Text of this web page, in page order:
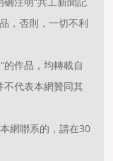
，否則，一切不利
的作品，均轉載自
代表本網贊同其
網聯系的，請在30